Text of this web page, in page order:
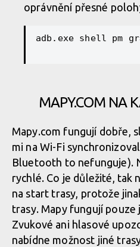
oprávnění přesné
adb .exe shell pm
MAPY.COM NA
Mapy.com fungují dobře,
mi na Wi-Fi
Bluetooth to nefunguje).
rychlé. Co je důležité, tak
na start trasy, protože
trasy. Mapy fungují pouze
Zvukové ani hlasové
nabídne možnost jiné